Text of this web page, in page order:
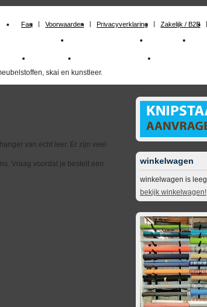
Faq Voorwaarden Privacyverklaring Zakelijk / B2B
skai en kunstleer.
Schuimrubberplaten Schuimrubber op maat Materialen
kopen outdoorstof skai_kunstleer outdoor
van echt leer. Er zijn veel
Vraag voordat je bestelt een
winkelwagen
winkelwagen is leeg
bekijk winkelwagen!